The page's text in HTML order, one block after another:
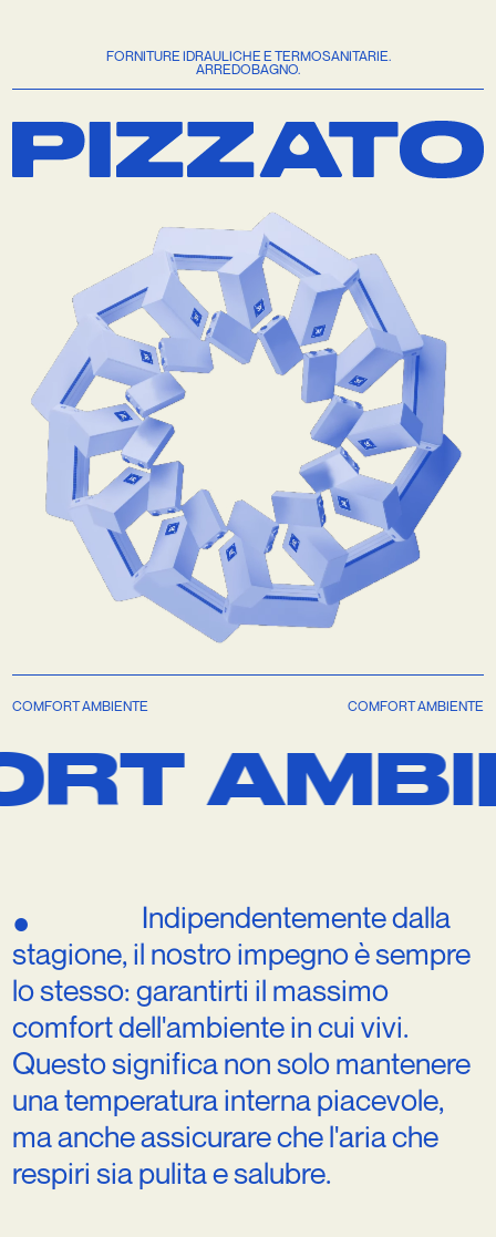
FORNITURE IDRAULICHE E TERMOSANITARIE.
ARREDOBAGNO.
COMFORT AMBIENTE COMFORT AMBIENTE
● Indipendentementedalla
stagione, il nostroimpegnoèsempre
lostesso:garantirti il massimo
comfortdell'ambienteincui vivi.
Questosignificanonsolomantenere
unatemperaturainternapiacevole,
maancheassicurarechel'ariache
respiri siapulitaesalubre.